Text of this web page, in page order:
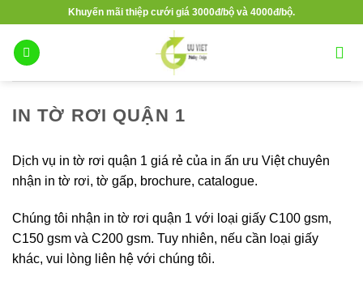
nội
dung
Khuyến mãi thiệp cưới giá 3000đ/bộ và 4000đ/bộ.
IN TỜ RƠI QUẬN 1
Dịch vụ in tờ rơi quận 1 giá rẻ của in ấn ưu Việt chuyên
nhận in tờ rơi, tờ gấp, brochure, catalogue.
Chúng tôi nhận in tờ rơi quận 1 với loại giấy C100 gsm,
C150 gsm và C200 gsm. Tuy nhiên, nếu cần loại giấy
khác, vui lòng liên hệ với chúng tôi.